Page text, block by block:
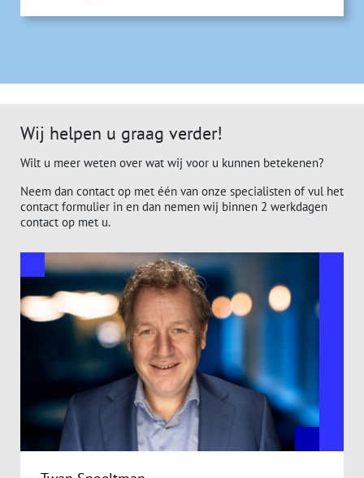
Wij helpen u graag verder!
Wilt u meer weten over wat wij voor u kunnen betekenen?
Neem dan contact op met één van onze specialisten of vul het
contact formulier in en dan nemen wij binnen 2 werkdagen
contact op met u.